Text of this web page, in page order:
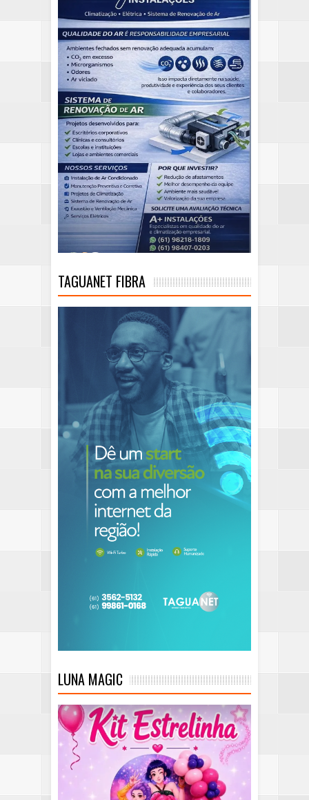
TAGUANET FIBRA
LUNA MAGIC